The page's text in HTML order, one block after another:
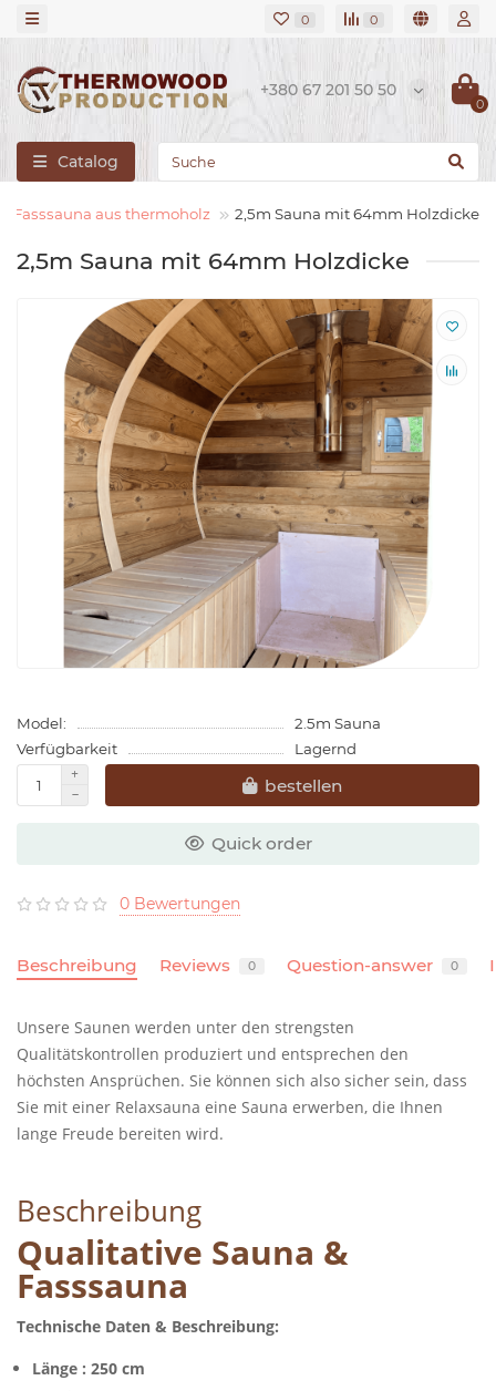
0 0
+380 67 201 50 50
0
Catalog
Fasssauna aus thermoholz 2,5m Sauna mit 64mm Holzdicke
2,5m Sauna mit 64mm Holzdicke
Model:
2.5m Sauna
Verfügbarkeit
Lagernd
bestellen
Quick order
0 Bewertungen
Beschreibung Reviews 0 Question-answer 0
Unsere Saunen werden unter den strengsten
Qualitätskontrollen produziert und entsprechen den
höchsten Ansprüchen. Sie können sich also sicher sein, dass
Sie mit einer Relaxsauna eine Sauna erwerben, die Ihnen
lange Freude bereiten wird.
Beschreibung
Qualitative Sauna &
Fasssauna
Technische Daten & Beschreibung:
Länge : 250 cm